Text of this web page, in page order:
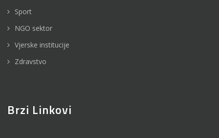
Sport
NGO sektor
Vjerske institucije
Zdravstvo
Brzi Linkovi